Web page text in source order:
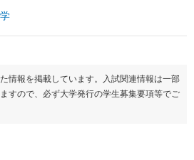
情報を掲載しています。入試関連情報は一部
すので、必ず大学発行の学生募集要項等でご